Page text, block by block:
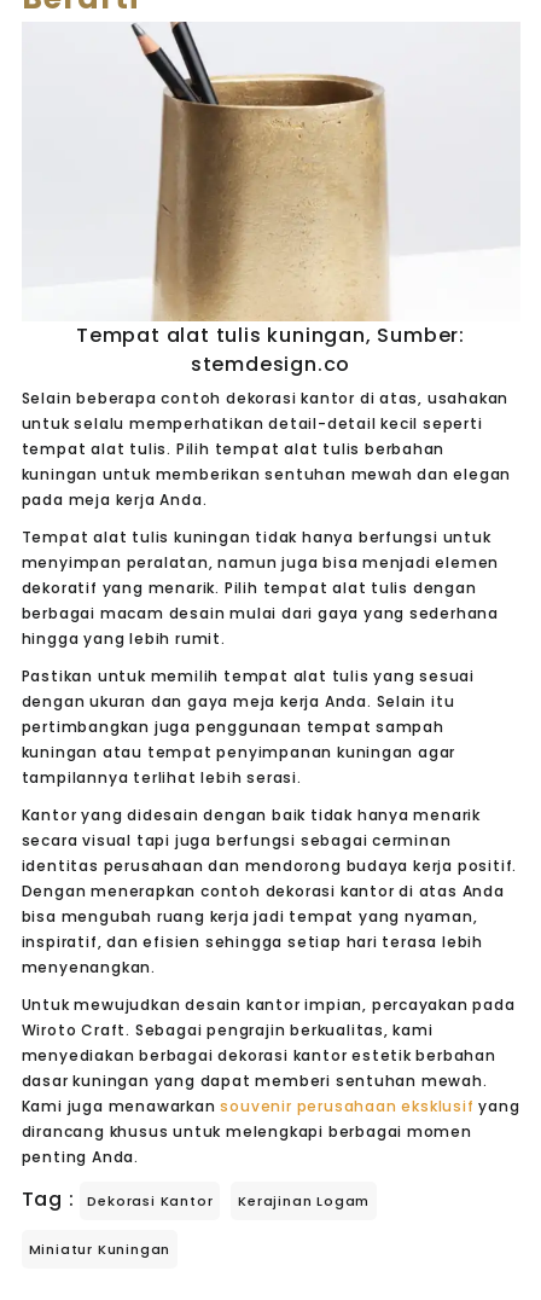
Tempat alat tulis kuningan, Sumber:
stemdesign.co
Selain beberapa contoh dekorasi kantor di atas, usahakan
untuk selalu memperhatikan detail-detail kecil seperti
tempat alat tulis. Pilih tempat alat tulis berbahan
kuningan untuk memberikan sentuhan mewah dan elegan
pada meja kerja Anda.
Tempat alat tulis kuningan tidak hanya berfungsi untuk
menyimpan peralatan, namun juga bisa menjadi elemen
dekoratif yang menarik. Pilih tempat alat tulis dengan
berbagai macam desain mulai dari gaya yang sederhana
hingga yang lebih rumit.
Pastikan untuk memilih tempat alat tulis yang sesuai
dengan ukuran dan gaya meja kerja Anda. Selain itu
pertimbangkan juga penggunaan tempat sampah
kuningan atau tempat penyimpanan kuningan agar
tampilannya terlihat lebih serasi.
Kantor yang didesain dengan baik tidak hanya menarik
secara visual tapi juga berfungsi sebagai cerminan
identitas perusahaan dan mendorong budaya kerja positif.
Dengan menerapkan contoh dekorasi kantor di atas Anda
bisa mengubah ruang kerja jadi tempat yang nyaman,
inspiratif, dan efisien sehingga setiap hari terasa lebih
menyenangkan.
Untuk mewujudkan desain kantor impian, percayakan pada
Wiroto Craft. Sebagai pengrajin berkualitas, kami
menyediakan berbagai dekorasi kantor estetik berbahan
dasar kuningan yang dapat memberi sentuhan mewah.
Kami juga menawarkansouvenir perusahaan eksklusif yang
dirancang khusus untuk melengkapi berbagai momen
penting Anda.
Tag : Dekorasi Kantor Kerajinan Logam
Miniatur Kuningan